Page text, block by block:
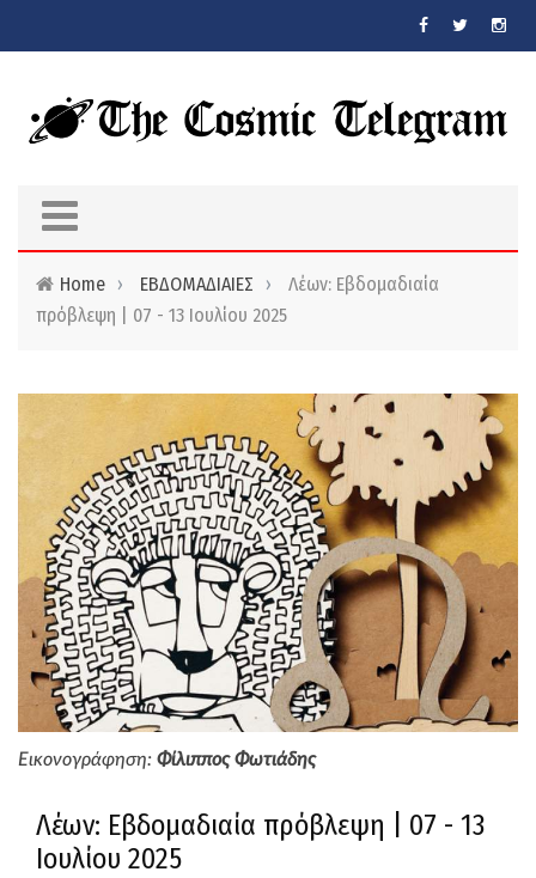
Home › ΕΒΔΟΜΑΔΙΑΙΕΣ ›
Λέων: Εβδομαδιαία
πρόβλεψη | 07 - 13 Ιουλίου 2025
Εικονογράφηση: Φίλιππος Φωτιάδης
Λέων: Εβδομαδιαία πρόβλεψη | 07 - 13
Ιουλίου 2025